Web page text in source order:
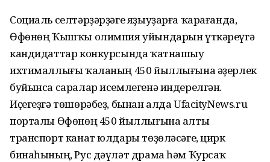
Социаль селтәрҙәрҙәге яҙыуҙарға ҡарағанда,
Өфөнөң Ҡышҡы олимпия уйындарын үткәреүгә
кандидаттар конкурсында ҡатнашыу
ихтималлығы ҡаланың 450 йыллығына әҙерлек
буйынса саралар исемлегенә индерелгән.
Иҫегеҙгә төшөрәбеҙ, бынан алда UfacityNews.ru
порталы Өфөнөң 450 йыллығына алты
транспорт канат юлдары төҙөләсәге, цирк
бинаһының, Рус дәүләт драма һәм Ҡурсаҡ